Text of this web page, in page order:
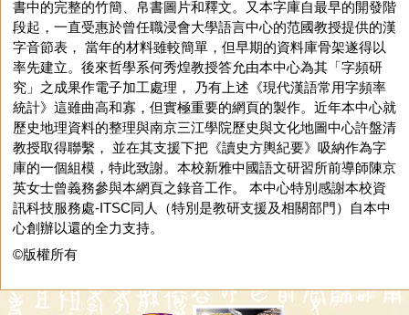
書中的完整的竹簡、帛書圖片和釋文。又本字庫自最早的開發階
段起，一直受惠於曾任職浸會大學語言中心的范國教授提供的漢
字音節表， 當年的材料雖較簡單，但早期的資料庫骨架遂得以
率先建立。後來哲學系何秀煌教授答允由本中心為其「字頻研
究」之成果作電子加工處理， 乃有上述《現代漢語常用字頻率
統計》這雖曲高和寡，但實極重要的網頁的製作。近年本中心就
歷史地理資料的整理與南京三江學院歷史與文化地圖中心許盤清
教授取得聯繫， 並在其支援下把《讀史方輿紀要》吸納作為字
庫的一個組模，特此致謝。本校新雅中國語文研習所前導師陳京
英女士曾義務參與本網頁之錄音工作。 本中心特別感謝本校資
訊科技服務處-ITSC同人（特別是教研支援及相關部門）自本中
心創辦以還的全力支持。
©版權所有